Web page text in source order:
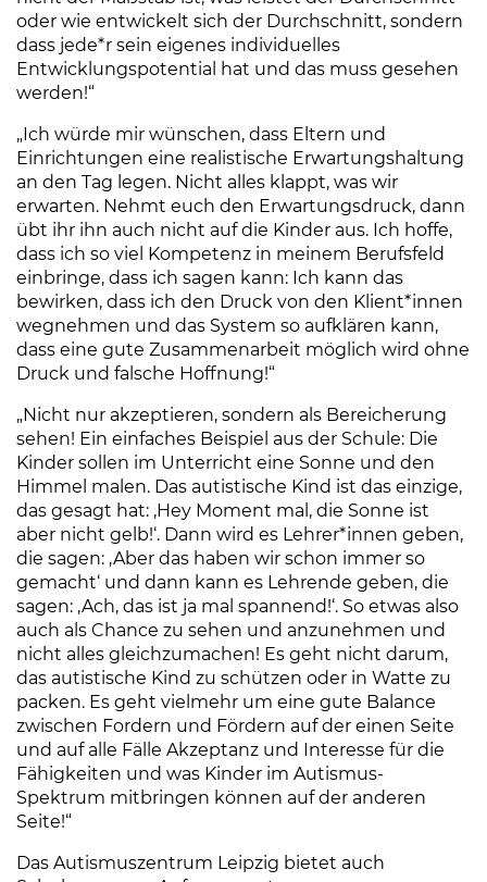
oder wie entwickelt sich der Durchschnitt, sondern
dass jede*r sein eigenes individuelles
Entwicklungspotential hat und das muss gesehen
werden!“
„Ich würde mir wünschen, dass Eltern und
Einrichtungen eine realistische Erwartungshaltung
an den Tag legen. Nicht alles klappt, was wir
erwarten. Nehmt euch den Erwartungsdruck, dann
übt ihr ihn auch nicht auf die Kinder aus. Ich hoffe,
dass ich so viel Kompetenz in meinem Berufsfeld
einbringe, dass ich sagen kann: Ich kann das
bewirken, dass ich den Druck von den Klient*innen
wegnehmen und das System so aufklären kann,
dass eine gute Zusammenarbeit möglich wird ohne
Druck und falsche Hoffnung!“
„Nicht nur akzeptieren, sondern als Bereicherung
sehen! Ein einfaches Beispiel aus der Schule: Die
Kinder sollen im Unterricht eine Sonne und den
Himmel malen. Das autistische Kind ist das einzige,
das gesagt hat: ‚Hey Moment mal, die Sonne ist
aber nicht gelb!‘. Dann wird es Lehrer*innen geben,
die sagen: ‚Aber das haben wir schon immer so
gemacht‘ und dann kann es Lehrende geben, die
sagen: ‚Ach, das ist ja mal spannend!‘. So etwas also
auch als Chance zu sehen und anzunehmen und
nicht alles gleichzumachen! Es geht nicht darum,
das autistische Kind zu schützen oder in Watte zu
packen. Es geht vielmehr um eine gute Balance
zwischen Fordern und Fördern auf der einen Seite
und auf alle Fälle Akzeptanz und Interesse für die
Fähigkeiten und was Kinder im Autismus-
Spektrum mitbringen können auf der anderen
Seite!“
Das Autismuszentrum Leipzig bietet auch